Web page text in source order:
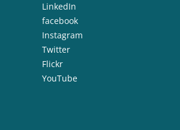
LinkedIn
facebook
Instagram
Twitter
Flickr
YouTube